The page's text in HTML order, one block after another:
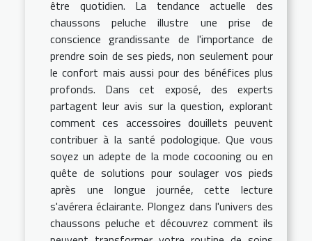
être quotidien. La tendance actuelle des
chaussons peluche illustre une prise de
conscience grandissante de l'importance de
prendre soin de ses pieds, non seulement pour
le confort mais aussi pour des bénéfices plus
profonds. Dans cet exposé, des experts
partagent leur avis sur la question, explorant
comment ces accessoires douillets peuvent
contribuer à la santé podologique. Que vous
soyez un adepte de la mode cocooning ou en
quête de solutions pour soulager vos pieds
après une longue journée, cette lecture
s'avérera éclairante. Plongez dans l'univers des
chaussons peluche et découvrez comment ils